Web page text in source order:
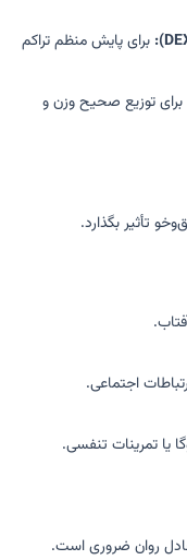
برای پایش منظم تراکم
برای توزیع صحیح وزن و
تأثیر بگذارد.
اجتماعی.
یا تمرینات تنفسی.
روان ضروری است.